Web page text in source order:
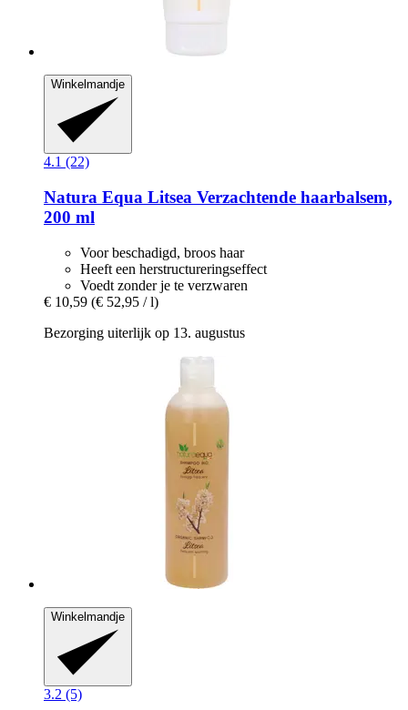
Winkelmandje
4.1 (22)
Natura Equa Litsea Verzachtende haarbalsem,
200 ml
Voor beschadigd, broos haar
Heeft een herstructureringseffect
Voedt zonder je te verzwaren
€ 10,59 (€ 52,95 / l)
Bezorging uiterlijk op 13. augustus
Winkelmandje
3.2 (5)